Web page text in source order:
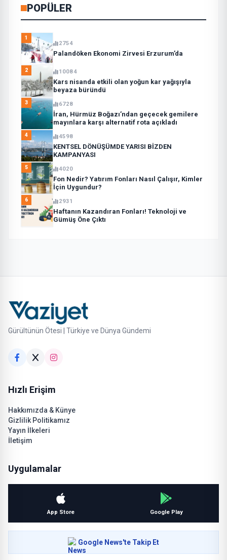
POPÜLER
1
2754
Palandöken Ekonomi Zirvesi Erzurum’da
2 10084
Kars nisanda etkili olan yoğun kar yağışıyla
beyaza büründü
3 6728
İran, Hürmüz Boğazı’ndan geçecek gemilere
mayınlara karşı alternatif rota açıkladı
4 4598
KENTSEL DÖNÜŞÜMDE YARISI BİZDEN
KAMPANYASI
5 4020
Fon Nedir? Yatırım Fonları Nasıl Çalışır, Kimler
İçin Uygundur?
6 2931
Haftanın Kazandıran Fonları! Teknoloji ve
Gümüş Öne Çıktı
Gürültünün Ötesi | Türkiye ve Dünya Gündemi
Hızlı Erişim
Hakkımızda & Künye
Gizlilik Politikamız
Yayın İlkeleri
İletişim
Uygulamalar
App Store Google Play
Google News'te Takip Et